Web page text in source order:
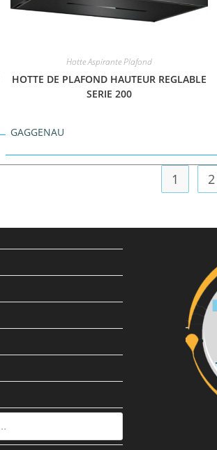
Hotte Aspirante Plafond
HOTTE DE PLAFOND HAUTEUR REGLABLE
SERIE 200
GAGGENAU
1 2